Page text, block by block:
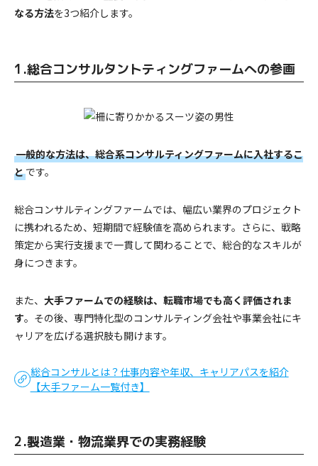
なる方法を3つ紹介します。
1.総合コンサルタントティングファームへの参画
一般的な方法は、総合系コンサルティングファームに入社するこ
とです。
総合コンサルティングファームでは、幅広い業界のプロジェクト
に携われるため、短期間で経験値を高められます。さらに、戦略
策定から実行支援まで一貫して関わることで、総合的なスキルが
身につきます。
また、 大手ファームでの経験は、転職市場でも高く評価されま
す。その後、専門特化型のコンサルティング会社や事業会社にキ
ャリアを広げる選択肢も開けます。
総合コンサルとは？仕事内容や年収、キャリアパスを紹介
【大手ファーム一覧付き】
2.製造業・物流業界での実務経験